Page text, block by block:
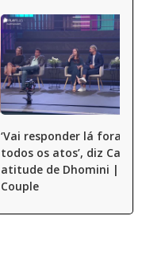
‘Vai responder lá fora por
todos os atos’, diz Carol
atitude de Dhomini |
Couple